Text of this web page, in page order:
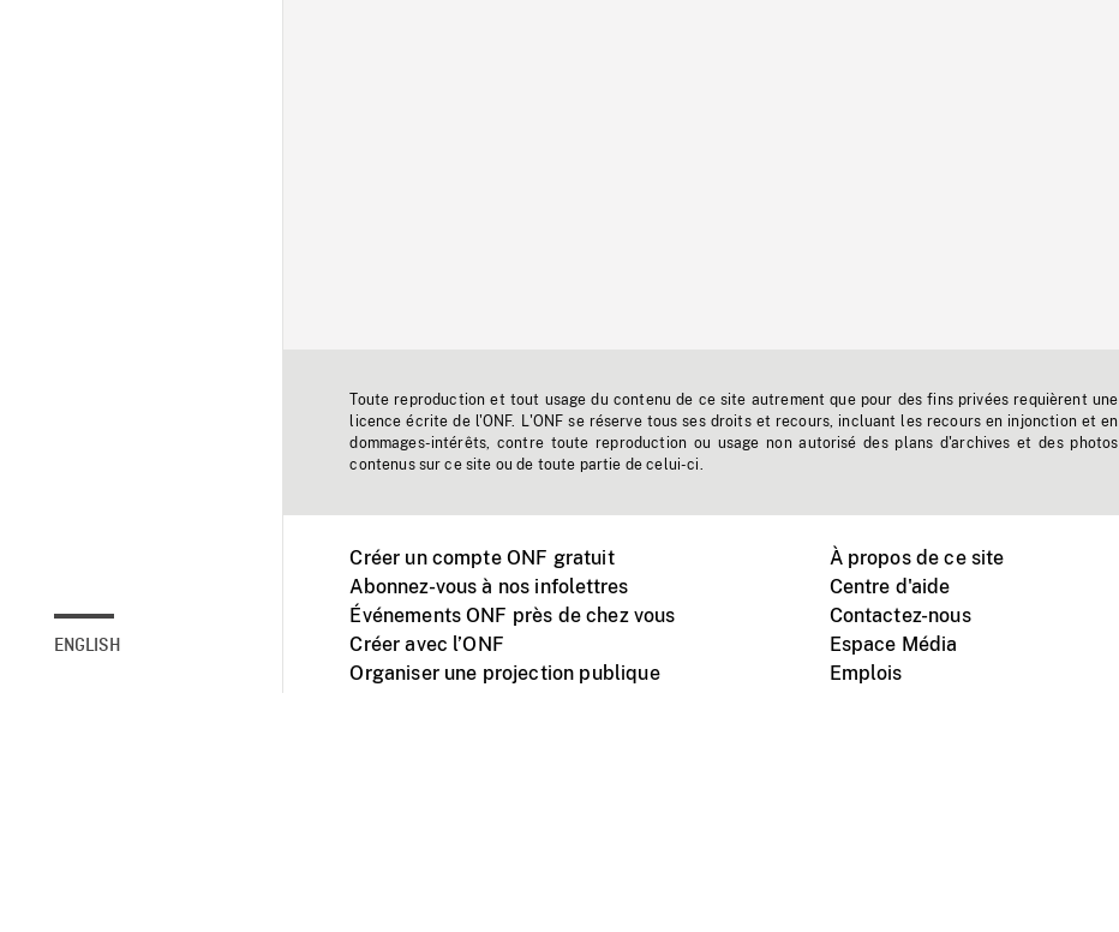
ENGLISH
Toute reproduction et tout usage du contenu de ce site autrement que pour des fins privées requièrent une
licence écrite de l'ONF. L'ONF se réserve tous ses droits et recours, incluant les recours en injonction et en
dommages-intérêts, contre toute reproduction ou usage non autorisé des plans d'archives et des photos
contenus sur ce site ou de toute partie de celui-ci.
Créer un compte ONF gratuit
Abonnez-vous à nos infolettres
Événements ONF près de chez vous
Créer avec l’ONF
Organiser une projection publique
À propos de ce site
Centre d'aide
Contactez-nous
Espace Média
Emplois